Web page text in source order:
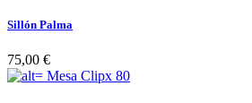
Sillón Palma
75,00 €